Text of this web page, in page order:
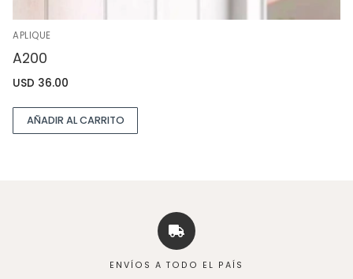
APLIQUE
A200
USD 36.00
AÑADIR AL CARRITO
ENVÍOS A TODO EL PAÍS